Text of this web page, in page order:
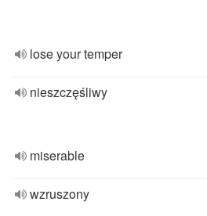
lose your temper
nieszczęśliwy
miserable
wzruszony